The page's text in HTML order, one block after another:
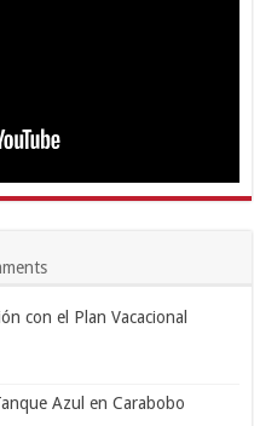
con el Plan Vacacional
Azul en Carabobo